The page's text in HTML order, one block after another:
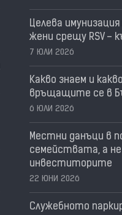
Целева
жени срещу RSV –
7 ЮЛИ 2026
Какво знаем и
връщащите се в
6 ЮЛИ 2026
Местни данъци в
семействата, а не
инвеститорите
22 ЮНИ 2026
Служебното